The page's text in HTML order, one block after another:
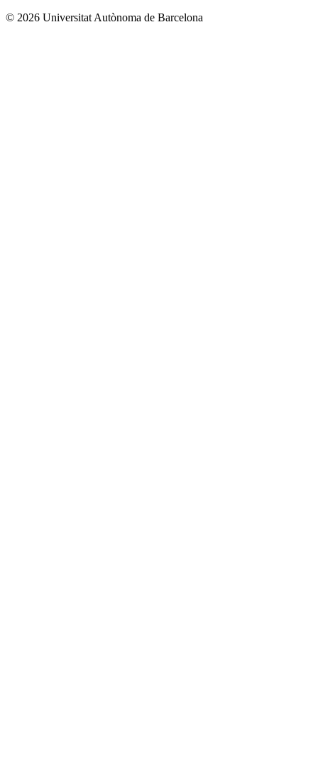
© 2026 Universitat Autònoma de Barcelona